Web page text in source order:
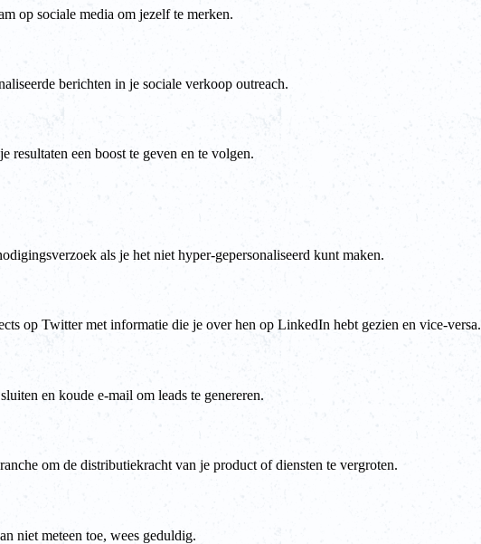
op sociale media om jezelf te merken.
berichten in je sociale verkoop outreach.
resultaten een boost te geven en te volgen.
als je het niet hyper-gepersonaliseerd kunt maken.
op Twitter met informatie die je over hen op LinkedIn hebt gezien en vice-versa.
en koude e-mail om leads te genereren.
om de distributiekracht van je product of diensten te vergroten.
niet meteen toe, wees geduldig.